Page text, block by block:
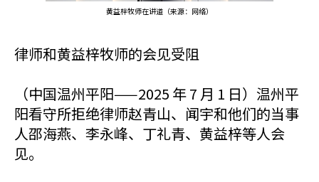
黄益梓牧师在讲道（来源：网络）
律师和黄益梓牧师的会见受阻
（中国温州平阳——2025 年 7 月 1 日）温州平
阳看守所拒绝律师赵青山、闻宇和他们的当事
人邵海燕、李永峰、丁礼青、黄益梓等人会
见。